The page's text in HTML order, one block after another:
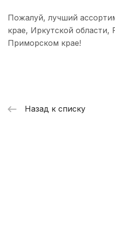
Пожалуй, лучший
крае, Иркутской области,
Приморском крае!
Назад к списку